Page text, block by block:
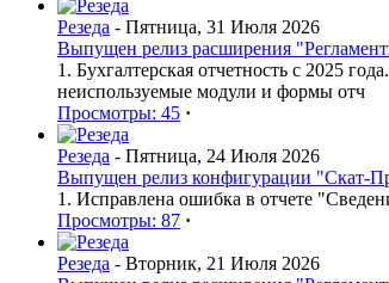
Резеда - Пятница, 31 Июля 2026
Выпущен релиз расширения
1. Бухгалтерская отчетность с 2025
неиспользуемые модули и формы отч
Просмотры: 45 ·
Резеда - Пятница, 24 Июля 2026
Выпущен релиз конфигурации "Скат-
1. Исправлена ошибка в отчете
Просмотры: 87 ·
Резеда - Вторник, 21 Июля 2026